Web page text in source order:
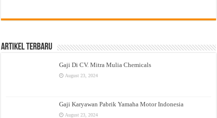
Artikel Terbaru
Gaji Di CV. Mitra Mulia Chemicals
August 23, 2024
Gaji Karyawan Pabrik Yamaha Motor Indonesia
August 23, 2024